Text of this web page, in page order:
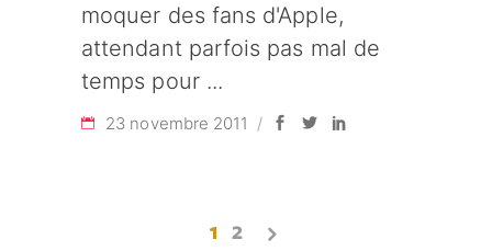
moquer des fans d'Apple,
attendant parfois pas mal de
temps pour
23 novembre 2011
1 2